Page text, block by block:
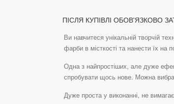
ПІСЛЯ КУПІВЛІ ОБОВ'ЯЗКОВО
Ви навчитеся унікальній творчій
фарби в місткості та нанести їх на
Одна з найпростіших, але дуже
спробувати щось нове. Можна
Дуже проста у виконанні, не